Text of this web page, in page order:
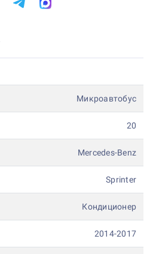
Микроавтобус
20
Mercedes-Benz
Sprinter
Кондиционер
2014-2017